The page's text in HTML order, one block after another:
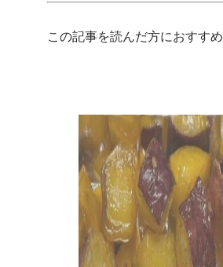
この記事を読んだ方におすすめ